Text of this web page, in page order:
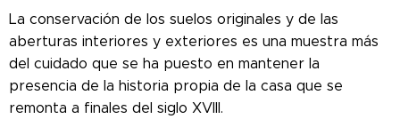
La conservación de los suelos originales y de las
aberturas interiores y exteriores es una muestra más
del cuidado que se ha puesto en mantener la
presencia de la historia propia de la casa que se
remonta a finales del siglo XVIII.